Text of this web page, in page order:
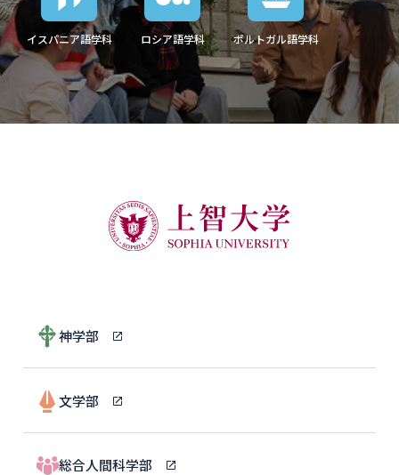
イスパニア語学科 ロシア語学科 ポルトガル語学科
神学部
文学部
総合人間科学部